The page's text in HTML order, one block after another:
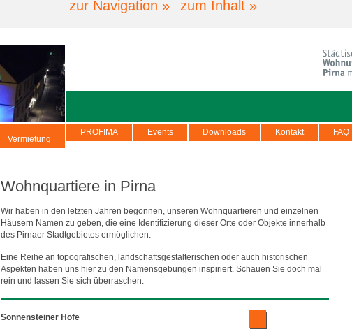
zur Navigation » zum Inhalt »
Vermietung
PROFIMA Events Downloads Kontakt FAQ
Wohnquartiere in Pirna
Wir haben in den letzten Jahren begonnen, unseren Wohnquartieren und einzelnen
Häusern Namen zu geben, die eine Identifizierung dieser Orte oder Objekte innerhalb
des Pirnaer Stadtgebietes ermöglichen.
Eine Reihe an topografischen, landschaftsgestalterischen oder auch historischen
Aspekten haben uns hier zu den Namensgebungen inspiriert. Schauen Sie doch mal
rein und lassen Sie sich überraschen.
Sonnensteiner Höfe